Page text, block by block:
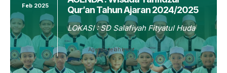
Feb 2025
Qur’an Tahun Ajaran 2024/2025
LOKASI : SD Salafiyah Fityatul Huda
Agenda telah lewat